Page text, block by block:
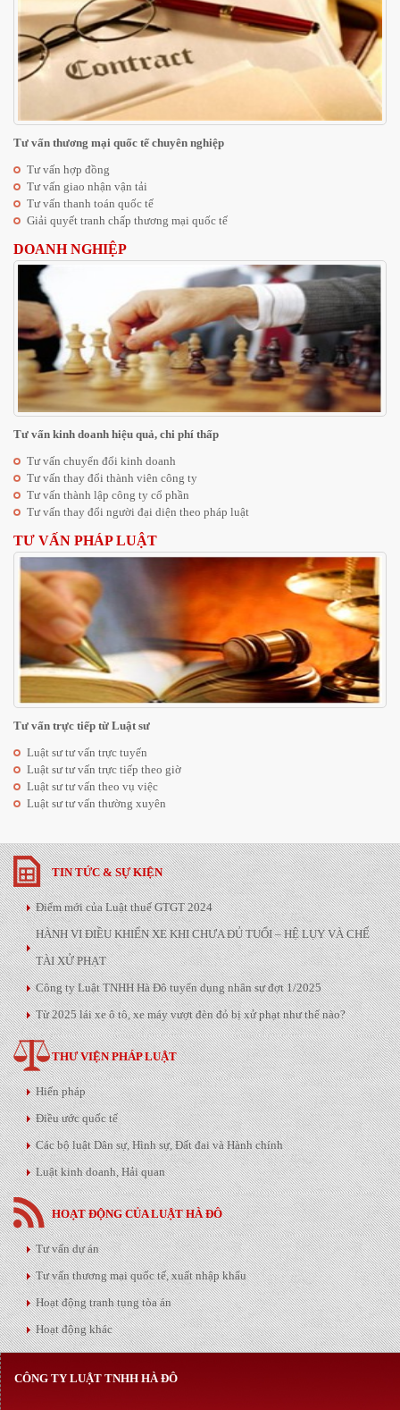
Tư vấn thương mại quốc tế chuyên nghiệp
Tư vấn hợp đồng
Tư vấn giao nhận vận tải
Tư vấn thanh toán quốc tế
Giải quyết tranh chấp thương mại quốc tế
DOANH NGHIỆP
Tư vấn kinh doanh hiệu quả, chi phí thấp
Tư vấn chuyển đổi kinh doanh
Tư vấn thay đổi thành viên công ty
Tư vấn thành lập công ty cổ phần
Tư vấn thay đổi người đại diện theo pháp luật
TƯ VẤN PHÁP LUẬT
Tư vấn trực tiếp từ Luật sư
Luật sư tư vấn trực tuyến
Luật sư tư vấn trực tiếp theo giờ
Luật sư tư vấn theo vụ việc
Luật sư tư vấn thường xuyên
TIN TỨC & SỰ KIỆN
Điểm mới của Luật thuế GTGT 2024
HÀNH VI ĐIỀU KHIỂN XE KHI CHƯA ĐỦ TUỔI – HỆ LỤY VÀ CHẾ
TÀI XỬ PHẠT
Công ty Luật TNHH Hà Đô tuyển dụng nhân sự đợt 1/2025
Từ 2025 lái xe ô tô, xe máy vượt đèn đỏ bị xử phạt như thế nào?
THƯ VIỆN PHÁP LUẬT
Hiến pháp
Điều ước quốc tế
Các bộ luật Dân sự, Hình sự, Đất đai và Hành chính
Luật kinh doanh, Hải quan
HOẠT ĐỘNG CỦA LUẬT HÀ ĐÔ
Tư vấn dự án
Tư vấn thương mại quốc tế, xuất nhập khẩu
Hoạt động tranh tụng tòa án
Hoạt động khác
CÔNG TY LUẬT TNHH HÀ ĐÔ